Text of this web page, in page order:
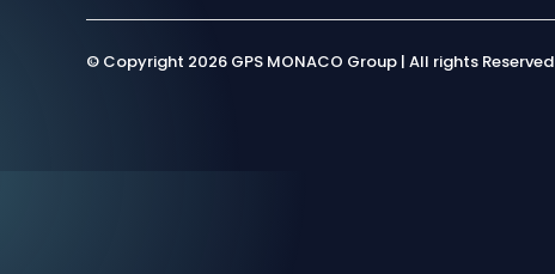
© Copyright 2026 GPS MONACO Group | All rights Reserved